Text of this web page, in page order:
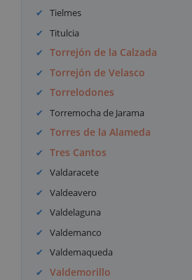
Tielmes
Titulcia
Torrejón de la Calzada
Torrejón de Velasco
Torrelodones
Torremocha de Jarama
Torres de la Alameda
Tres Cantos
Valdaracete
Valdeavero
Valdelaguna
Valdemanco
Valdemaqueda
Valdemorillo